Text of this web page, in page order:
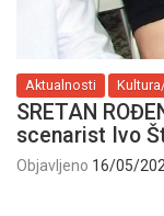
Aktualnosti
SRETAN
scenarist Ivo
Objavljeno 16/05/